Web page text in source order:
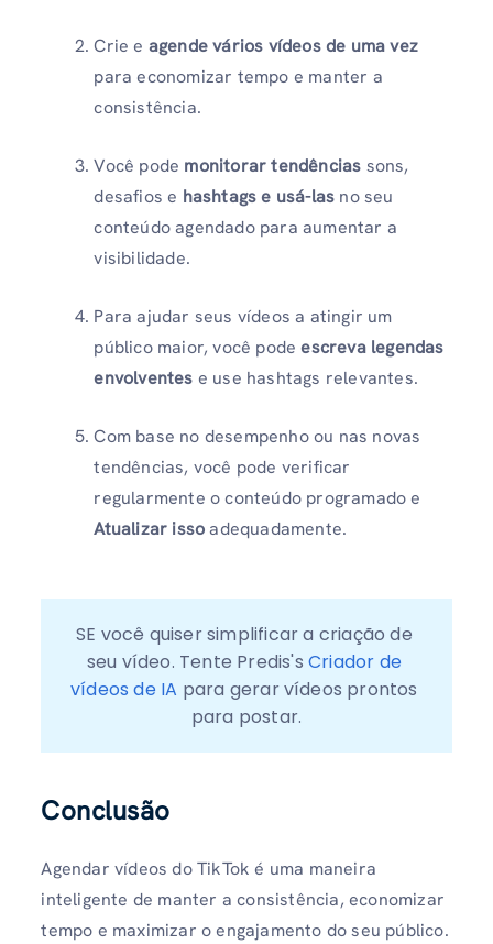
Crie e agende vários vídeos de uma vez
para economizar tempo e manter a
consistência.
Você pode monitorar tendências sons,
desafios e hashtags e usá-las no seu
conteúdo agendado para aumentar a
visibilidade.
Para ajudar seus vídeos a atingir um
público maior, você podeescreva legendas
envolventes e use hashtags relevantes.
Com base no desempenho ou nas novas
tendências, você pode verificar
regularmente o conteúdo programado e
Atualizar issoadequadamente.
SE você quiser simplificar a criação de
seu vídeo. Tente Predis's Criador de
vídeos de IA para gerar vídeos prontos
para postar.
Conclusão
Agendar vídeos do TikTok é uma maneira
inteligente de manter a consistência, economizar
tempo e maximizar o engajamento do seu público.